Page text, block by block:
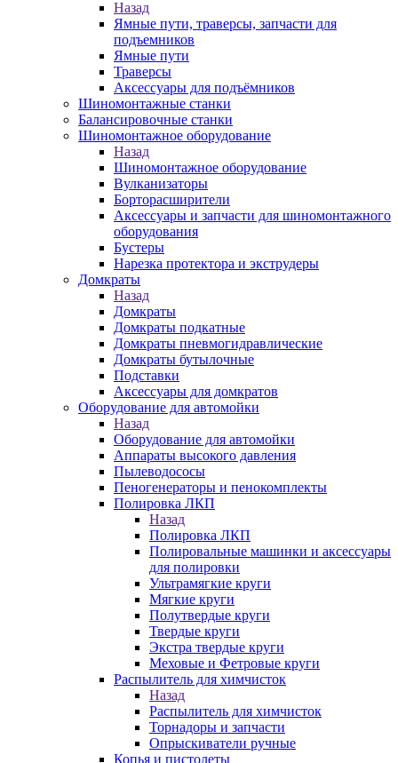
Назад
Ямные пути, траверсы, запчасти для
подъемников
Ямные пути
Траверсы
Аксессуары для подъёмников
Шиномонтажные станки
Балансировочные станки
Шиномонтажное оборудование
Назад
Шиномонтажное оборудование
Вулканизаторы
Борторасширители
Аксессуары и запчасти для шиномонтажного
оборудования
Бустеры
Нарезка протектора и экструдеры
Домкраты
Назад
Домкраты
Домкраты подкатные
Домкраты пневмогидравлические
Домкраты бутылочные
Подставки
Аксессуары для домкратов
Оборудование для автомойки
Назад
Оборудование для автомойки
Аппараты высокого давления
Пылеводососы
Пеногенераторы и пенокомплекты
Полировка ЛКП
Назад
Полировка ЛКП
Полировальные машинки и аксессуары
для полировки
Ультрамягкие круги
Мягкие круги
Полутвердые круги
Твердые круги
Экстра твердые круги
Меховые и Фетровые круги
Распылитель для химчисток
Назад
Распылитель для химчисток
Торнадоры и запчасти
Опрыскиватели ручные
Копья и пистолеты